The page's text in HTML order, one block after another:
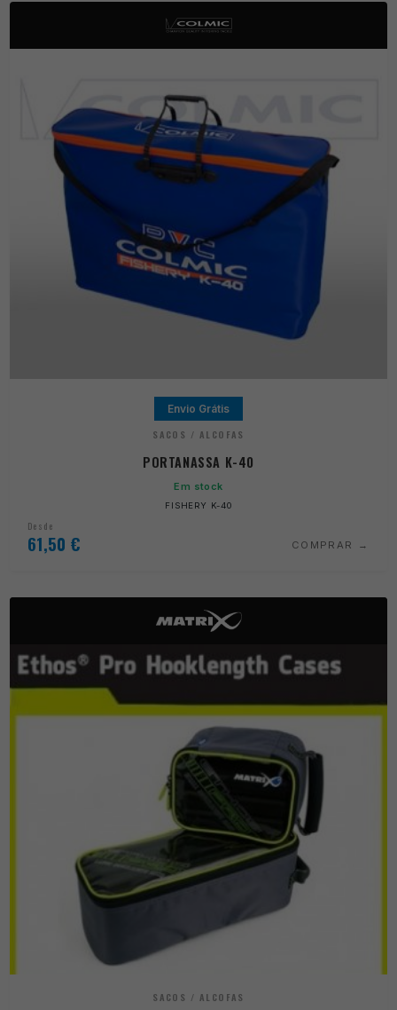
Envio Grátis
SACOS / ALCOFAS
PORTANASSA K-40
Em stock
FISHERY K-40
Desde
61,50 € COMPRAR
SACOS / ALCOFAS